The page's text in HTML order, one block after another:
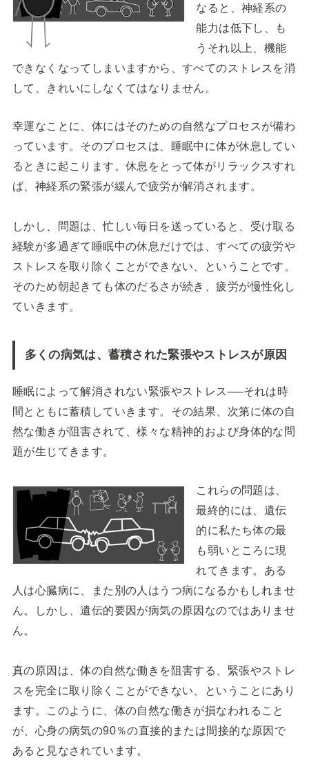
なると、神経系の
能力は低下し、も
うそれ以上、機能
できなくなってしまいますから、すべてのストレスを消
して、きれいにしなくてはなりません。
幸運なことに、体にはそのための自然なプロセスが備わ
っています。そのプロセスは、睡眠中に体が休息してい
るときに起こります。休息をとって体がリラックスすれ
ば、神経系の緊張が緩んで疲労が解消されます。
しかし、問題は、忙しい毎日を送っていると、受け取る
経験が多過ぎて睡眠中の休息だけでは、すべての疲労や
ストレスを取り除くことができない、ということです。
そのため朝起きても体のだるさが続き、疲労が慢性化し
ていきます。
多くの病気は、蓄積された緊張やストレスが原因
睡眠によって解消されない緊張やストレス──それは時
間とともに蓄積していきます。その結果、次第に体の自
然な働きが阻害されて、様々な精神的および身体的な問
題が生じてきます。
これらの問題は、
最終的には、遺伝
的に私たち体の最
も弱いところに現
れてきます。ある
人は心臓病に、また別の人はうつ病になるかもしれませ
ん。しかし、遺伝的要因が病気の原因なのではありませ
ん。
真の原因は、体の自然な働きを阻害する、緊張やストレ
スを完全に取り除くことができない、ということにあり
ます。このように、体の自然な働きが損なわれること
が、心身の病気の90％の直接的または間接的な原因で
あると見なされています。